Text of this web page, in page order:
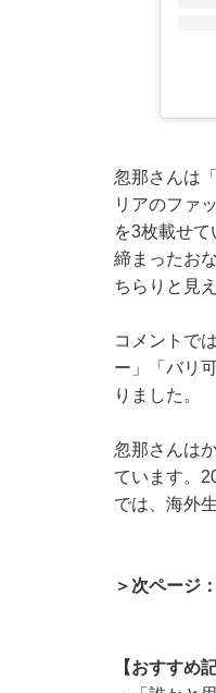
忽那さんは「
リアのファ
を3枚載せ
締まったお
ちらりと見
コメントで
ー」「バリ
りました。
忽那さんは
ています。
では、海外
＞次ページ
【おすすめ